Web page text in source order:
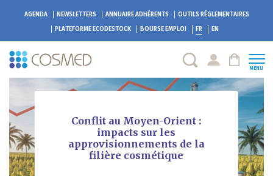
AGENDA NEWSLETTERS ANNUAIRE ADHÉRENTS
OUTILS RÉGLEMENTAIRES
PLATEFORME ECODESTOCK BOURSE EMPLOI FR EN
MENU
Conflit au Moyen-Orient :
impacts sur les
approvisionnements de la
filière cosmétique